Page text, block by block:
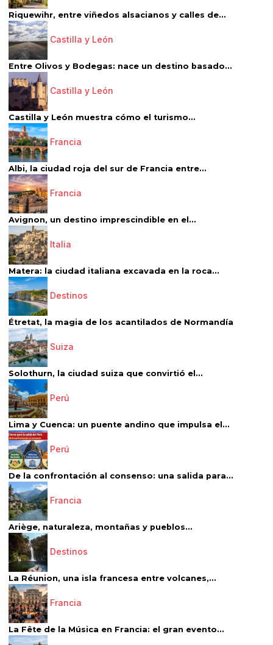
Riquewihr, entre viñedos alsacianos y calles de...
Castilla y León
Entre Olivos y Bodegas: nace un destino basado...
Castilla y León
Castilla y León muestra cómo el turismo...
Francia
Albi, la ciudad roja del sur de Francia entre...
Francia
Avignon, un destino imprescindible en el...
Italia
Matera: la ciudad italiana excavada en la roca...
Destinos
Étretat, la magia de los acantilados de Normandía
Suiza
Solothurn, la ciudad suiza que convirtió el...
Perú
Lima y Cuenca: un puente andino que impulsa el...
Perú
De la confrontación al consenso: una salida para...
Francia
Ariège, naturaleza, montañas y pueblos...
Destinos
La Réunion, una isla francesa entre volcanes,...
Francia
La Fête de la Música en Francia: el gran evento...